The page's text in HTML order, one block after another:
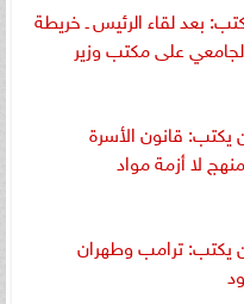
بعد لقاء الرئيس ـ خريطة
على مكتب وزير
يكتب: قانون الأسرة
لا أزمة مواد
يكتب: ترامب وطهران